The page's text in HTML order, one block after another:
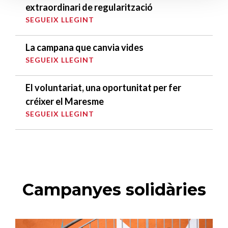
extraordinari de regularització
SEGUEIX LLEGINT
La campana que canvia vides
SEGUEIX LLEGINT
El voluntariat, una oportunitat per fer
créixer el Maresme
SEGUEIX LLEGINT
Campanyes solidàries